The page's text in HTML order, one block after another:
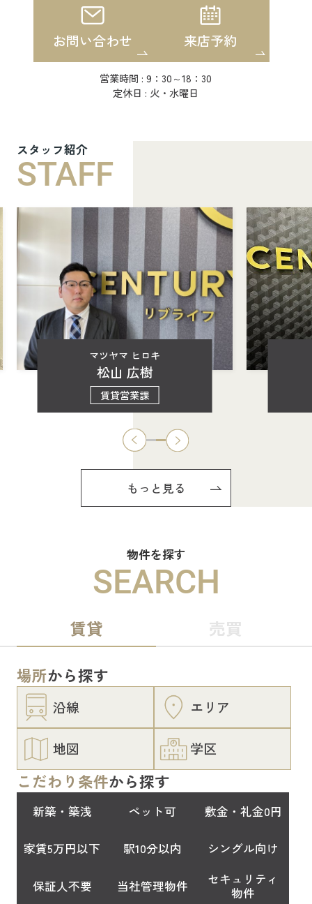
お問い合わせ 来店予約
営業時間 : 9：30～18：30
定休日 : 火・水曜日
スタッフ紹介
STAFF
マツヤマ ヒロキ
松山 広樹
賃貸営業課
もっと見る
物件を探す
SEARCH
賃貸 売買
場所から探す
沿線 エリア
地図 学区
こだわり条件から探す
新築・築浅 ペット可 敷金・礼金0円
家賃5万円以下 駅10分以内 シングル向け
保証人不要 当社管理物件
セキュリティ
物件